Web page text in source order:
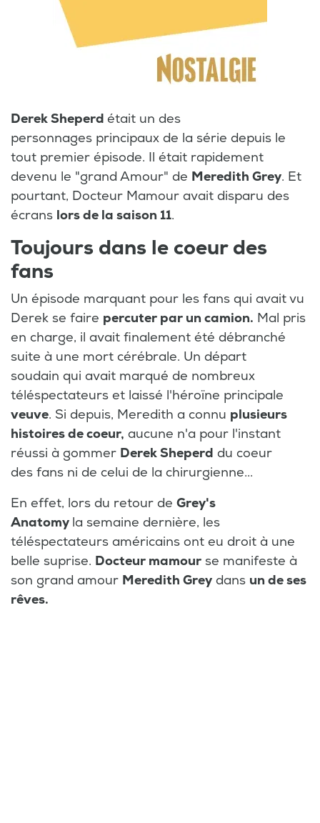
Derek Sheperd était un des
personnages principaux de la série depuis le
tout premier épisode. Il était rapidement
devenu le "grand Amour" de Meredith Grey. Et
pourtant, Docteur Mamour avait disparu des
écrans lors de la saison 11.
Toujours dans le coeur des
fans
Un épisode marquant pour les fans qui avait vu
Derek se faire percuter par un camion. Mal pris
en charge, il avait finalement été débranché
suite à une mort cérébrale. Un départ
soudain qui avait marqué de nombreux
téléspectateurs et laissé l'héroïne principale
veuve. Si depuis, Meredith a connu plusieurs
histoires de coeur, aucune n'a pour l'instant
réussi à gommer Derek Sheperd du coeur
des fans ni de celui de la chirurgienne...
En effet, lors du retour de Grey's
Anatomy la semaine dernière, les
téléspectateurs américains ont eu droit à une
belle suprise. Docteur mamour se manifeste à
son grand amour Meredith Grey dans un de ses
rêves.